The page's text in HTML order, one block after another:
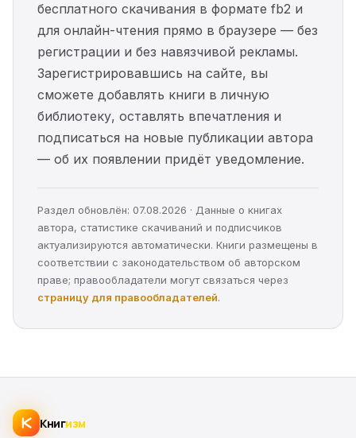
бесплатного скачивания в формате fb2 и
для онлайн-чтения прямо в браузере — без
регистрации и без навязчивой рекламы.
Зарегистрировавшись на сайте, вы
сможете добавлять книги в личную
библиотеку, оставлять впечатления и
подписаться на новые публикации автора
— об их появлении придёт уведомление.
Раздел обновлён: 07.08.2026 · Данные о книгах
автора, статистике скачиваний и подписчиков
актуализируются автоматически. Книги размещены в
соответствии с законодательством об авторском
праве; правообладатели могут связаться через
страницу для правообладателей.
Книгизм